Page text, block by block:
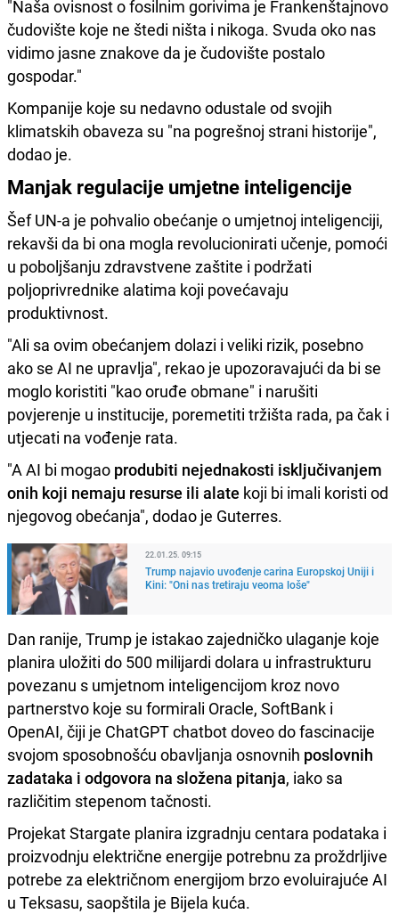
"Naša ovisnost o fosilnim gorivima je Frankenštajnovo
čudovište koje ne štedi ništa i nikoga. Svuda oko nas
vidimo jasne znakove da je čudovište postalo
gospodar."
Kompanije koje su nedavno odustale od svojih
klimatskih obaveza su "na pogrešnoj strani historije",
dodao je.
Manjak regulacije umjetne inteligencije
Šef UN-a je pohvalio obećanje o umjetnoj inteligenciji,
rekavši da bi ona mogla revolucionirati učenje, pomoći
u poboljšanju zdravstvene zaštite i podržati
poljoprivrednike alatima koji povećavaju
produktivnost.
"Ali sa ovim obećanjem dolazi i veliki rizik, posebno
ako se AI ne upravlja", rekao je upozoravajući da bi se
moglo koristiti "kao oruđe obmane" i narušiti
povjerenje u institucije, poremetiti tržišta rada, pa čak i
utjecati na vođenje rata.
"A AI bi mogao produbiti nejednakosti isključivanjem
onih koji nemaju resurse ili alate koji bi imali koristi od
njegovog obećanja", dodao je Guterres.
22.01.25. 09:15
Trump najavio uvođenje carina Europskoj Uniji i
Kini: "Oni nas tretiraju veoma loše"
Dan ranije, Trump je istakao zajedničko ulaganje koje
planira uložiti do 500 milijardi dolara u infrastrukturu
povezanu s umjetnom inteligencijom kroz novo
partnerstvo koje su formirali Oracle, SoftBank i
OpenAI, čiji je ChatGPT chatbot doveo do fascinacije
svojom sposobnošću obavljanja osnovnih poslovnih
zadataka i odgovora na složena pitanja, iako sa
različitim stepenom tačnosti.
Projekat Stargate planira izgradnju centara podataka i
proizvodnju električne energije potrebnu za proždrljive
potrebe za električnom energijom brzo evoluirajuće AI
u Teksasu, saopštila je Bijela kuća.